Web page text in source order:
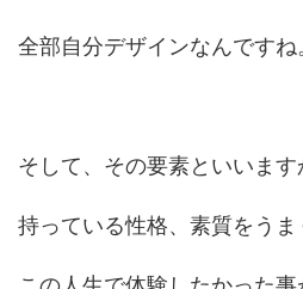
全部自分デザインなんですね
そして、その要素といいます
持っている性格、素質をうま